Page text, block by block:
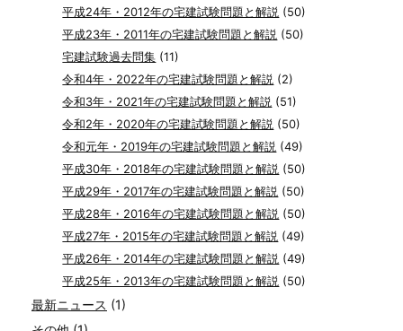
平成24年・2012年の宅建試験問題と解説 (50)
平成23年・2011年の宅建試験問題と解説 (50)
宅建試験過去問集 (11)
令和4年・2022年の宅建試験問題と解説 (2)
令和3年・2021年の宅建試験問題と解説 (51)
令和2年・2020年の宅建試験問題と解説 (50)
令和元年・2019年の宅建試験問題と解説 (49)
平成30年・2018年の宅建試験問題と解説 (50)
平成29年・2017年の宅建試験問題と解説 (50)
平成28年・2016年の宅建試験問題と解説 (50)
平成27年・2015年の宅建試験問題と解説 (49)
平成26年・2014年の宅建試験問題と解説 (49)
平成25年・2013年の宅建試験問題と解説 (50)
最新ニュース (1)